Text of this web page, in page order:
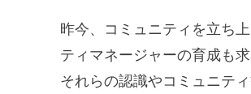
昨今、コミュニティを立ち
ティマネージャーの育成も求
それらの認識やコミュニテ